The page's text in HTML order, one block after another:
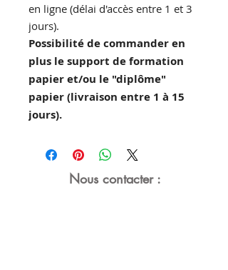
en ligne (délai d'accès entre 1 et 3
jours).
Possibilité de commander en
plus le support de formation
papier et/ou le "diplôme"
papier (livraison entre 1 à 15
jours).
Nous contacter :